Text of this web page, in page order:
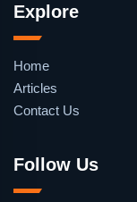
Explore
Home
Articles
Contact Us
Follow Us